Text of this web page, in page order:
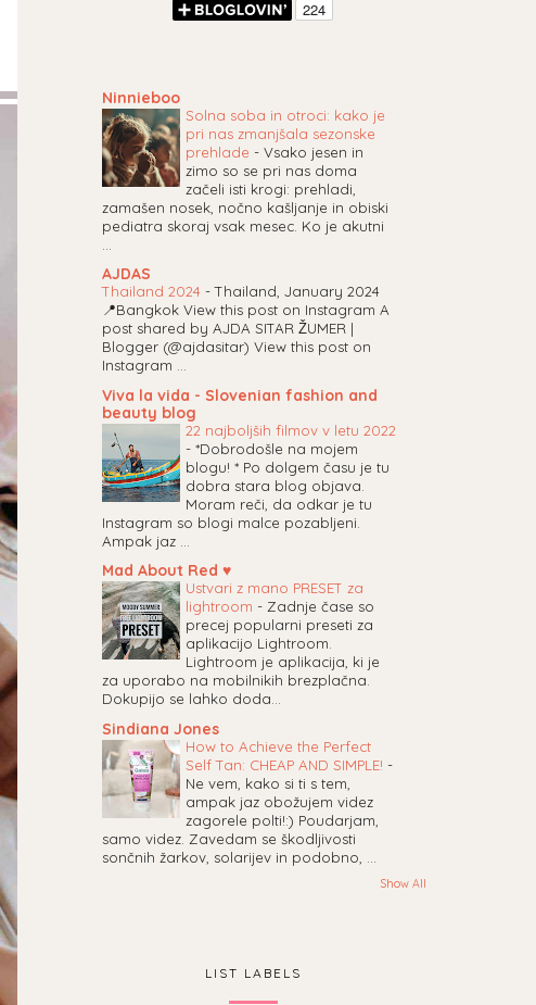
Ninnieboo
Solna soba in otroci: kako je
pri nas zmanjšala sezonske
prehlade -Vsako jesen in
zimo so se pri nas doma
začeli isti krogi: prehladi,
zamašen nosek, nočno kašljanje in obiski
pediatra skoraj vsak mesec. Ko je akutni
AJDAS
Thailand 2024 -Thailand, January 2024
📍Bangkok View this post on Instagram A
post shared by AJDA SITAR ŽUMER |
Blogger (@ajdasitar) View this post on
Instagram ...
Viva la vida - Slovenian fashion and
beauty blog
22 najboljših filmov v letu 2022
-*Dobrodošle na mojem
blogu! * Po dolgem času je tu
dobra stara blog objava.
Moram reči, da odkar je tu
Instagram so blogi malce pozabljeni.
Ampak jaz ...
Mad About Red ♥
Ustvari z mano PRESET za
lightroom -Zadnje čase so
precej popularni preseti za
aplikacijo Lightroom.
Lightroom je aplikacija, ki je
za uporabo na mobilnikih brezplačna.
Dokupijo se lahko doda...
Sindiana Jones
How to Achieve the Perfect
Self Tan: CHEAP AND SIMPLE! -
Ne vem, kako si ti s tem,
ampak jaz obožujem videz
zagorele polti!:) Poudarjam,
samo videz. Zavedam se škodljivosti
sončnih žarkov, solarijev in podobno, ...
Show All
LIST LABELS